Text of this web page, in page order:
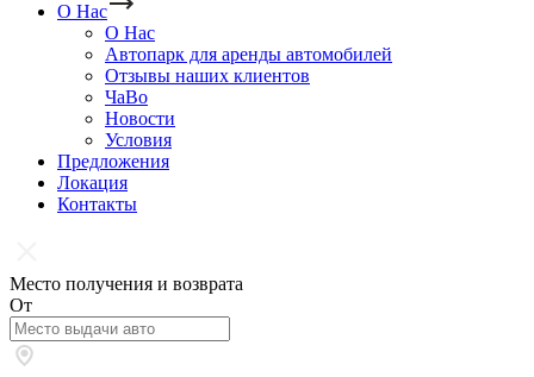
О Нас
О Нас
Автопарк для аренды автомобилей
Отзывы наших клиентов
ЧаВо
Новости
Условия
Предложения
Локация
Контакты
Место получения и возврата
От